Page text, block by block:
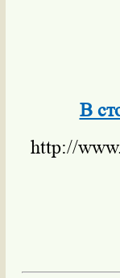
В
http://